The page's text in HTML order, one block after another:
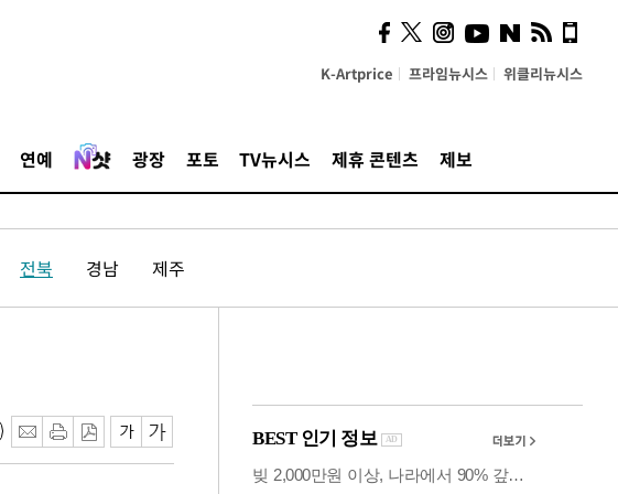
K-Artprice 프라임뉴시스 위클리뉴시스
연예 광장 포토 TV뉴시스 제휴 콘텐츠 제보
전북 경남 제주
의견, 국토부·LH에 충실히
전달할 것"